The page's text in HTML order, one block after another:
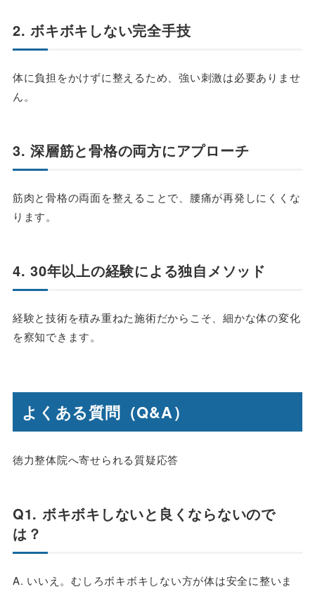
2. ボキボキしない完全手技
体に負担をかけずに整えるため、強い刺激は必要ありませ
ん。
3. 深層筋と骨格の両方にアプローチ
筋肉と骨格の両面を整えることで、腰痛が再発しにくくな
ります。
4. 30年以上の経験による独自メソッド
経験と技術を積み重ねた施術だからこそ、細かな体の変化
を察知できます。
よくある質問（Q&A）
徳力整体院へ寄せられる質疑応答
Q1. ボキボキしないと良くならないので
は？
A. いいえ。むしろボキボキしない方が体は安全に整いま